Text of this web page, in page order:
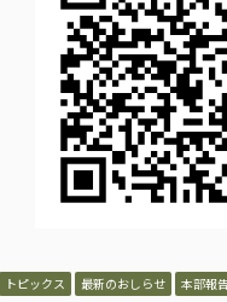
トピックス 最新のおしらせ 本部報